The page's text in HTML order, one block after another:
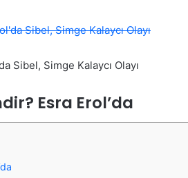
Sibel, Simge Kalaycı Olayı
Esra Erol’da